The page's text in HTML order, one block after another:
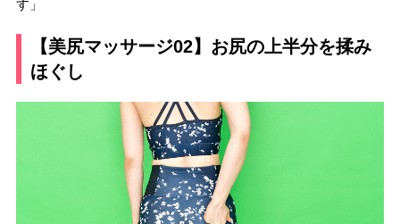
す」
【美尻マッサージ02】お尻の上半分を揉み
ほぐし